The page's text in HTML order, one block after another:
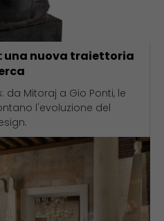
una nuova traiettoria
da Mitoraj a Gio Ponti, le
l'evoluzione del